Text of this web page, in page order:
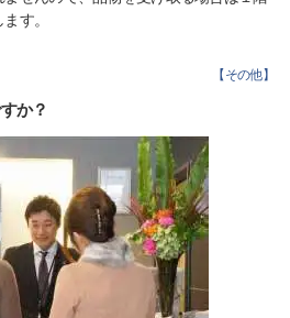
す。
【 その他】
か？